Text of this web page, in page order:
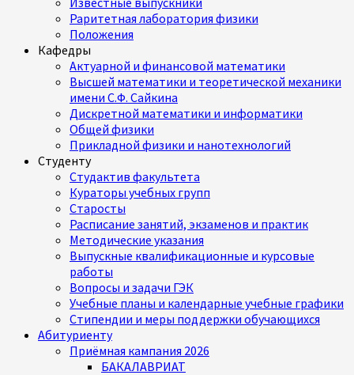
Раритетная лаборатория физики
Положения
Кафедры
Актуарной и финансовой математики
Высшей математики и теоретической механики
имени С.Ф. Сайкина
Дискретной математики и информатики
Общей физики
Прикладной физики и нанотехнологий
Студенту
Студактив факультета
Кураторы учебных групп
Старосты
Расписание занятий, экзаменов и практик
Методические указания
Выпускные квалификационные и курсовые
работы
Вопросы и задачи ГЭК
Учебные планы и календарные учебные графики
Стипендии и меры поддержки обучающихся
Абитуриенту
Приёмная кампания 2026
БАКАЛАВРИАТ